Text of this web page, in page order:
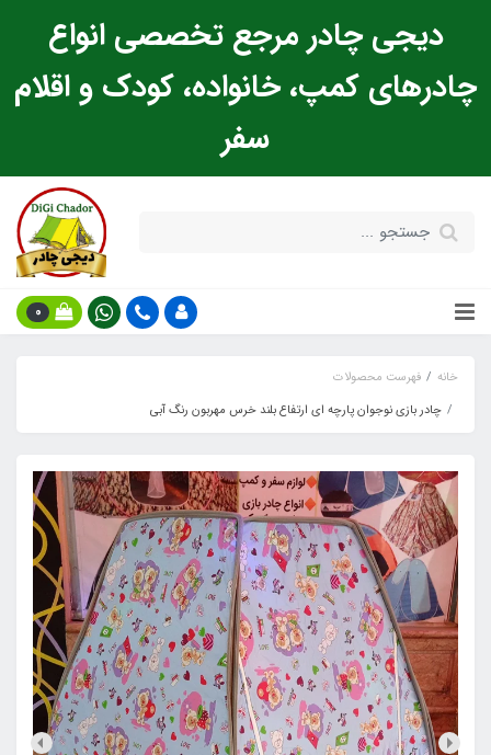
دیجی چادر مرجع تخصصی انواع
چادرهای کمپ، خانواده، کودک و اقلام
سفر
0
خانه
فهرست محصولات
چادر بازی نوجوان پارچه ای ارتفاع بلند خرس مهربون رنگ آبی